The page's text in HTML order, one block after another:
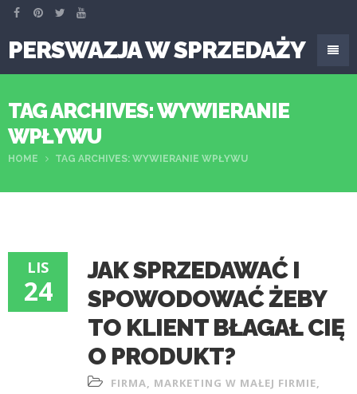
PERSWAZJA W SPRZEDAŻY
TAG ARCHIVES: WYWIERANIE
WPŁYWU
HOME TAG ARCHIVES: WYWIERANIE WPŁYWU
LIS
24
JAK SPRZEDAWAĆ I
SPOWODOWAĆ ŻEBY
TO KLIENT BŁAGAŁ CIĘ
O PRODUKT?
FIRMA, MARKETING W MAŁEJ FIRMIE,